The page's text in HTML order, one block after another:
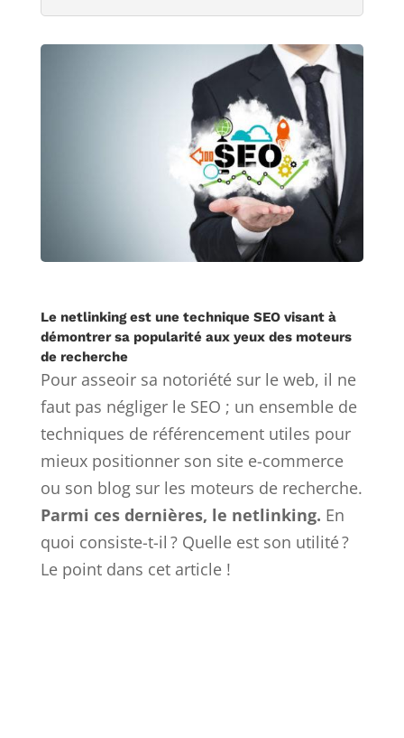
Le netlinking est une technique SEO visant à
démontrer sa popularité aux yeux des moteurs
de recherche
Pour asseoir sa notoriété sur le web, il ne
faut pas négliger le SEO ; un ensemble de
techniques de référencement utiles pour
mieux positionner son site e-commerce
ou son blog sur les moteurs de recherche.
Parmi ces dernières, le netlinking. En
quoi consiste-t-il ? Quelle est son utilité ?
Le point dans cet article !